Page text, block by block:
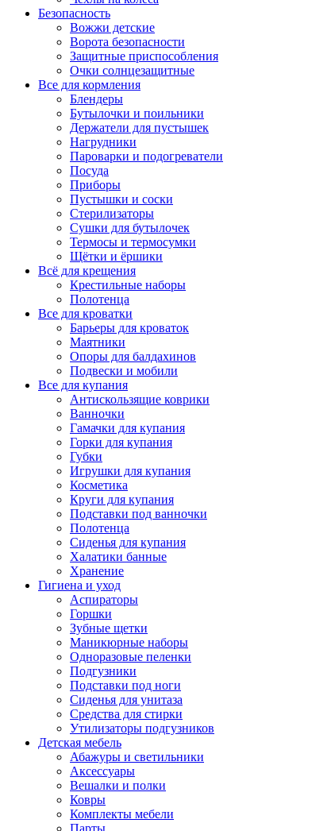
Безопасность
Вожжи детские
Ворота безопасности
Защитные приспособления
Очки солнцезащитные
Все для кормления
Блендеры
Бутылочки и поильники
Держатели для пустышек
Нагрудники
Пароварки и подогреватели
Посуда
Приборы
Пустышки и соски
Стерилизаторы
Сушки для бутылочек
Термосы и термосумки
Щётки и ёршики
Всё для крещения
Крестильные наборы
Полотенца
Все для кроватки
Барьеры для кроваток
Маятники
Опоры для балдахинов
Подвески и мобили
Все для купания
Антискользящие коврики
Ванночки
Гамачки для купания
Горки для купания
Губки
Игрушки для купания
Косметика
Круги для купания
Подставки под ванночки
Полотенца
Сиденья для купания
Халатики банные
Хранение
Гигиена и уход
Аспираторы
Горшки
Зубные щетки
Маникюрные наборы
Одноразовые пеленки
Подгузники
Подставки под ноги
Сиденья для унитаза
Средства для стирки
Утилизаторы подгузников
Детская мебель
Абажуры и светильники
Аксессуары
Вешалки и полки
Ковры
Комплекты мебели
Парты